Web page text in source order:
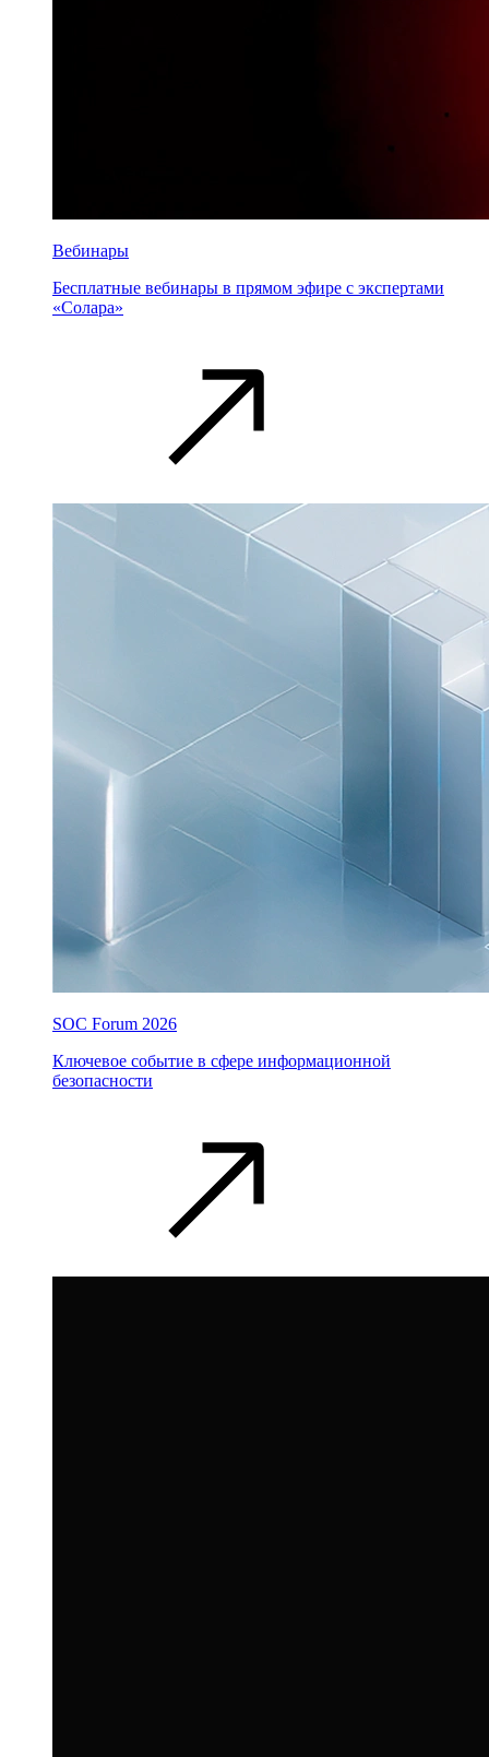
Вебинары
Бесплатные вебинары в прямом эфире с экспертами
«Солара»
SOC Forum 2026
Ключевое событие в сфере информационной
безопасности